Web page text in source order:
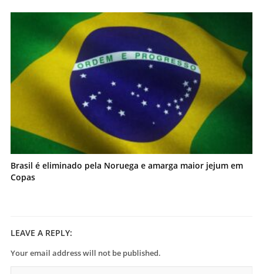
Brasil é eliminado pela Noruega e amarga maior jejum em
Copas
LEAVE A REPLY:
Your email address will not be published.